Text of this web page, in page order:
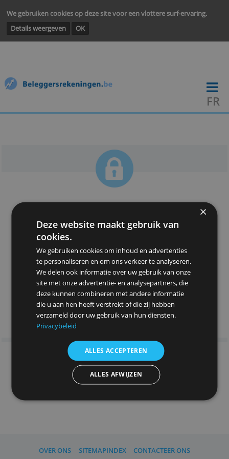
We gebruiken cookies op deze site voor een vlottere surf-
Details weergeven
Als u niet wordt doorgestuurd,klik hier
Deze website maakt gebruik van
cookies.
We gebruiken cookies om inhoud en advertenties
te personaliseren en om ons verkeer te analyseren.
We delen ook informatie over uw gebruik van onze
site met onze advertentie- en analysepartners, die
die u aan hen heeft verstrekt of die zij hebben
verzameld door uw gebruik van hun diensten.
Privacybeleid
ALLES ACCEPTEREN